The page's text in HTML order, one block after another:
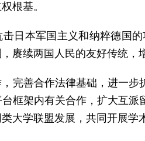
根基。
击日本军国主义和纳粹德国
赓续两国人民的友好传统，
完善合作法律基础，进一步
框架内有关合作，扩大互
大学联盟发展，共同开展